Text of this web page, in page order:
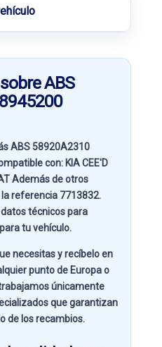
ABS
ABS 58920A2310
con: KIA CEE'D
Además de otros
referencia 7713832.
técnicos para
tu vehículo.
necesitas y recíbelo en
punto de Europa o
únicamente
que garantizan
de los recambios.